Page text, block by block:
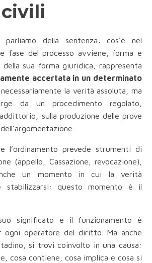
della sentenza: cos'è nel
fase del processo avviene, forma e
sua forma giuridica, rappresenta
accertata in un determinato
necessariamente la verità assoluta, ma
da un procedimento regolato,
sulla produzione delle prove
l’ordinamento prevede strumenti di
(appello, Cassazione, revocazione),
un momento in cui la verità
stabilizzarsi: questo momento è il
significato e il funzionamento è
ogni operatore del diritto. Ma anche
si trovi coinvolto in una causa:
cosa contiene, cosa implica e cosa si